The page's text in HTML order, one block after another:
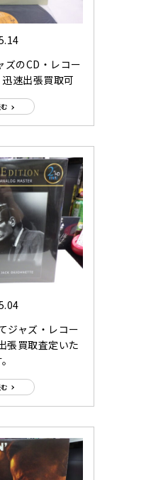
ズのCD・レコー
速出張買取可
ジャズ・レコー
張買取査定いた